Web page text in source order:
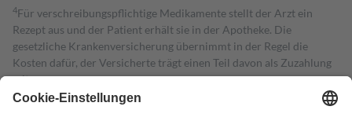
4Für verschreibungspflichtige Medikamente stellt der Arzt ein
Rezept aus und der Patient erhält sie in der Apotheke. Die
gesetzliche Krankenversicherung übernimmt in der Regel die
Kosten dafür, der Versicherte trägt einen Teil davon als Zuzahlung
mit.
Grundsätzlich leisten Mitglieder Zuzahlungen in Höhe von zehn